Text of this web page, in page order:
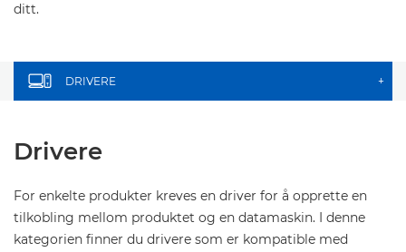
ditt.
DRIVERE +
Drivere
For enkelte produkter kreves en driver for å opprette en
tilkobling mellom produktet og en datamaskin. I denne
kategorien finner du drivere som er kompatible med